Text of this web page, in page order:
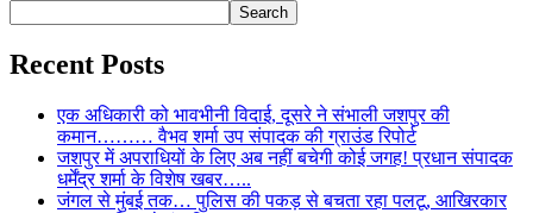
Search
Recent Posts
एक अधिकारी को भावभीनी विदाई, दूसरे ने संभाली जशपुर की
कमान……… वैभव शर्मा उप संपादक की ग्राउंड रिपोर्ट
जशपुर में अपराधियों के लिए अब नहीं बचेगी कोई जगह! प्रधान संपादक
धर्मेंद्र शर्मा के विशेष खबर…..
जंगल से मुंबई तक… पुलिस की पकड़ से बचता रहा पलटू, आखिरकार